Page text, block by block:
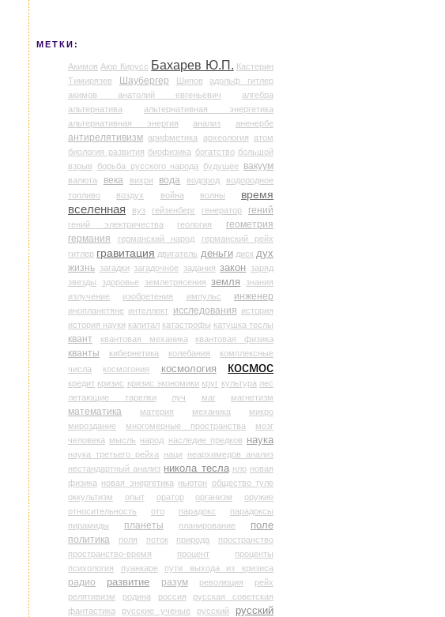
МЕТКИ:
Акимов Аюр Кирусс Бахарев Ю.П. Кастерин
Тимирязев
Шаубергер Шипов
адольф гитлер
акимов анатолий евгеньевич
алгебра
альтернатива
альтернативная энергетика
альтернативная энергия
анализ аненербе
антирелятивизм арифметика археология атом
биология развития биофизика богатство большой
взрыв
борьба русского народа будущее вакуум
валюта века вихри вода водород
водородное
топливо
воздух война волны
время
вселенная
вуз гейзенберг генератор гений
гений электричества геология
геометрия
германия
германский народ
германский рейх
гитлер гравитация двигатель деньги диск дух
жизнь загадки загадочное задания закон заряд
звезды
здоровье землетрясения земля
знания
излучение
изобретения импульс инженер
инопланетяне интеллект исследования история
история науки капитал катастрофы катушка теслы
квант квантовая механика квантовая физика
кванты кибернетика колебания
комплексные
числа
космогония космология космос
кредит кризис кризис экономики круг культура лес
летающие тарелки
луч маг магнетизм
математика материя механика
микро
мироздание
многомерные пространства
мозг
человека мысль народ наследие предков наука
наука третьего рейха наци
неархимедов анализ
нестандартный анализ никола тесла нло новая
физика новая энергетика ньютон общество туле
оккультизм
опыт оратор организм
оружие
относительность
ото парадокс
парадоксы
пирамиды
планеты планирование
поле
политика
поля поток природа
пространство
пространство-время
процент
проценты
психология
пуанкаре пути выхода из кризиса
радио развитие разум революция
рейх
релятивизм
родина россия
русская советская
фантастика
русские ученые русский
русский